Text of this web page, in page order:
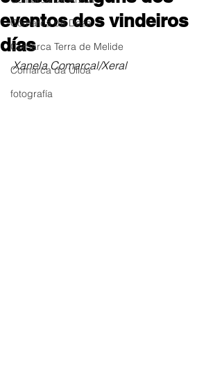
Comarca de Deza
Comarca Terra de Melide
Comarca da Ulloa
fotografía
eventos dos vindeiros
días
Xanela Comarcal/Xeral